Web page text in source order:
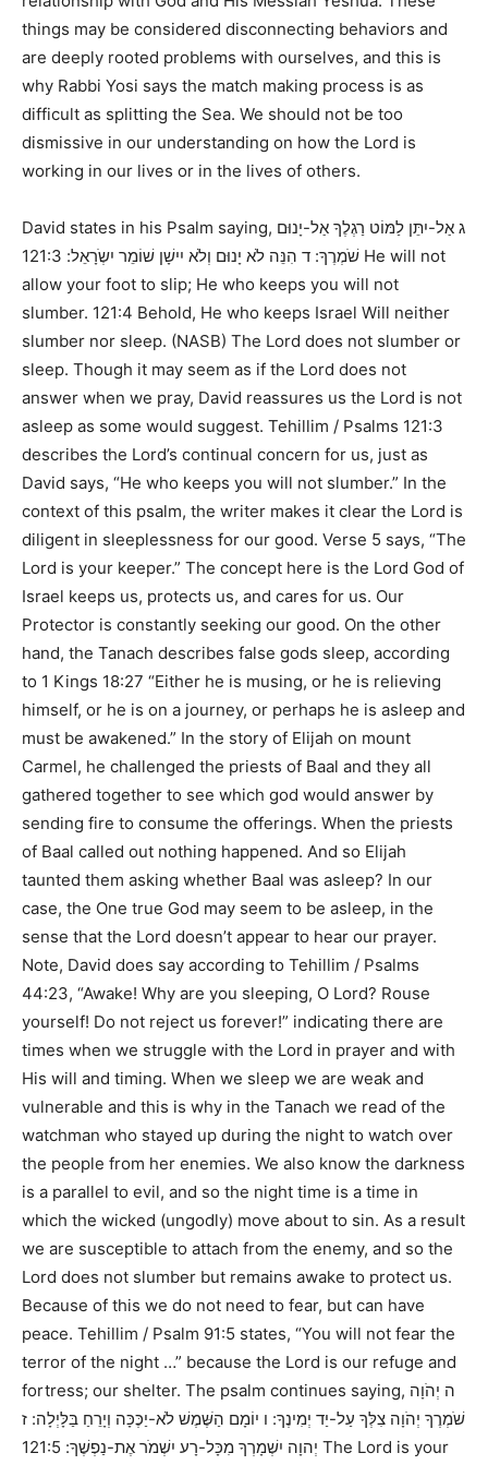
things may be considered disconnecting behaviors and
are deeply rooted problems with ourselves, and this is
why Rabbi Yosi says the match making process is as
difficult as splitting the Sea. We should not be too
dismissive in our understanding on how the Lord is
working in our lives or in the lives of others.
David states in his Psalm saying, ג אַל-יִתֵּן לַמּוֹט רַגְלֶךָ אַל-יָנוּם
שֹׁמְרֶךָ: ד הִנֵּה לֹא יָנוּם וְלֹא יִישָׁן שׁוֹמֵר יִשְֹרָאֵל: 121:3 He will not
allow your foot to slip; He who keeps you will not
slumber. 121:4 Behold, He who keeps Israel Will neither
slumber nor sleep. (NASB) The Lord does not slumber or
sleep. Though it may seem as if the Lord does not
answer when we pray, David reassures us the Lord is not
asleep as some would suggest. Tehillim / Psalms 121:3
describes the Lord’s continual concern for us, just as
David says, “He who keeps you will not slumber.” In the
context of this psalm, the writer makes it clear the Lord is
diligent in sleeplessness for our good. Verse 5 says, “The
Lord is your keeper.” The concept here is the Lord God of
Israel keeps us, protects us, and cares for us. Our
Protector is constantly seeking our good. On the other
hand, the Tanach describes false gods sleep, according
to 1 Kings 18:27 “Either he is musing, or he is relieving
himself, or he is on a journey, or perhaps he is asleep and
must be awakened.” In the story of Elijah on mount
Carmel, he challenged the priests of Baal and they all
gathered together to see which god would answer by
sending fire to consume the offerings. When the priests
of Baal called out nothing happened. And so Elijah
taunted them asking whether Baal was asleep? In our
case, the One true God may seem to be asleep, in the
sense that the Lord doesn’t appear to hear our prayer.
Note, David does say according to Tehillim / Psalms
44:23, “Awake! Why are you sleeping, O Lord? Rouse
yourself! Do not reject us forever!” indicating there are
times when we struggle with the Lord in prayer and with
His will and timing. When we sleep we are weak and
vulnerable and this is why in the Tanach we read of the
watchman who stayed up during the night to watch over
the people from her enemies. We also know the darkness
is a parallel to evil, and so the night time is a time in
which the wicked (ungodly) move about to sin. As a result
we are susceptible to attach from the enemy, and so the
Lord does not slumber but remains awake to protect us.
Because of this we do not need to fear, but can have
peace. Tehillim / Psalm 91:5 states, “You will not fear the
terror of the night …” because the Lord is our refuge and
fortress; our shelter. The psalm continues saying, ה יְהֹוָה
שֹׁמְרֶךָ יְהֹוָה צִלְּךָ עַל-יַד יְמִינֶךָ: ו יוֹמָם הַשֶּׁמֶשׁ לֹא-יַכֶּכָּה וְיָרֵחַ בַּלָּיְלָה: ז
יְהוָה יִשְׁמָרְךָ מִכָּל-רָע יִשְׁמֹר אֶת-נַפְשֶׁךָ: 121:5 The Lord is your